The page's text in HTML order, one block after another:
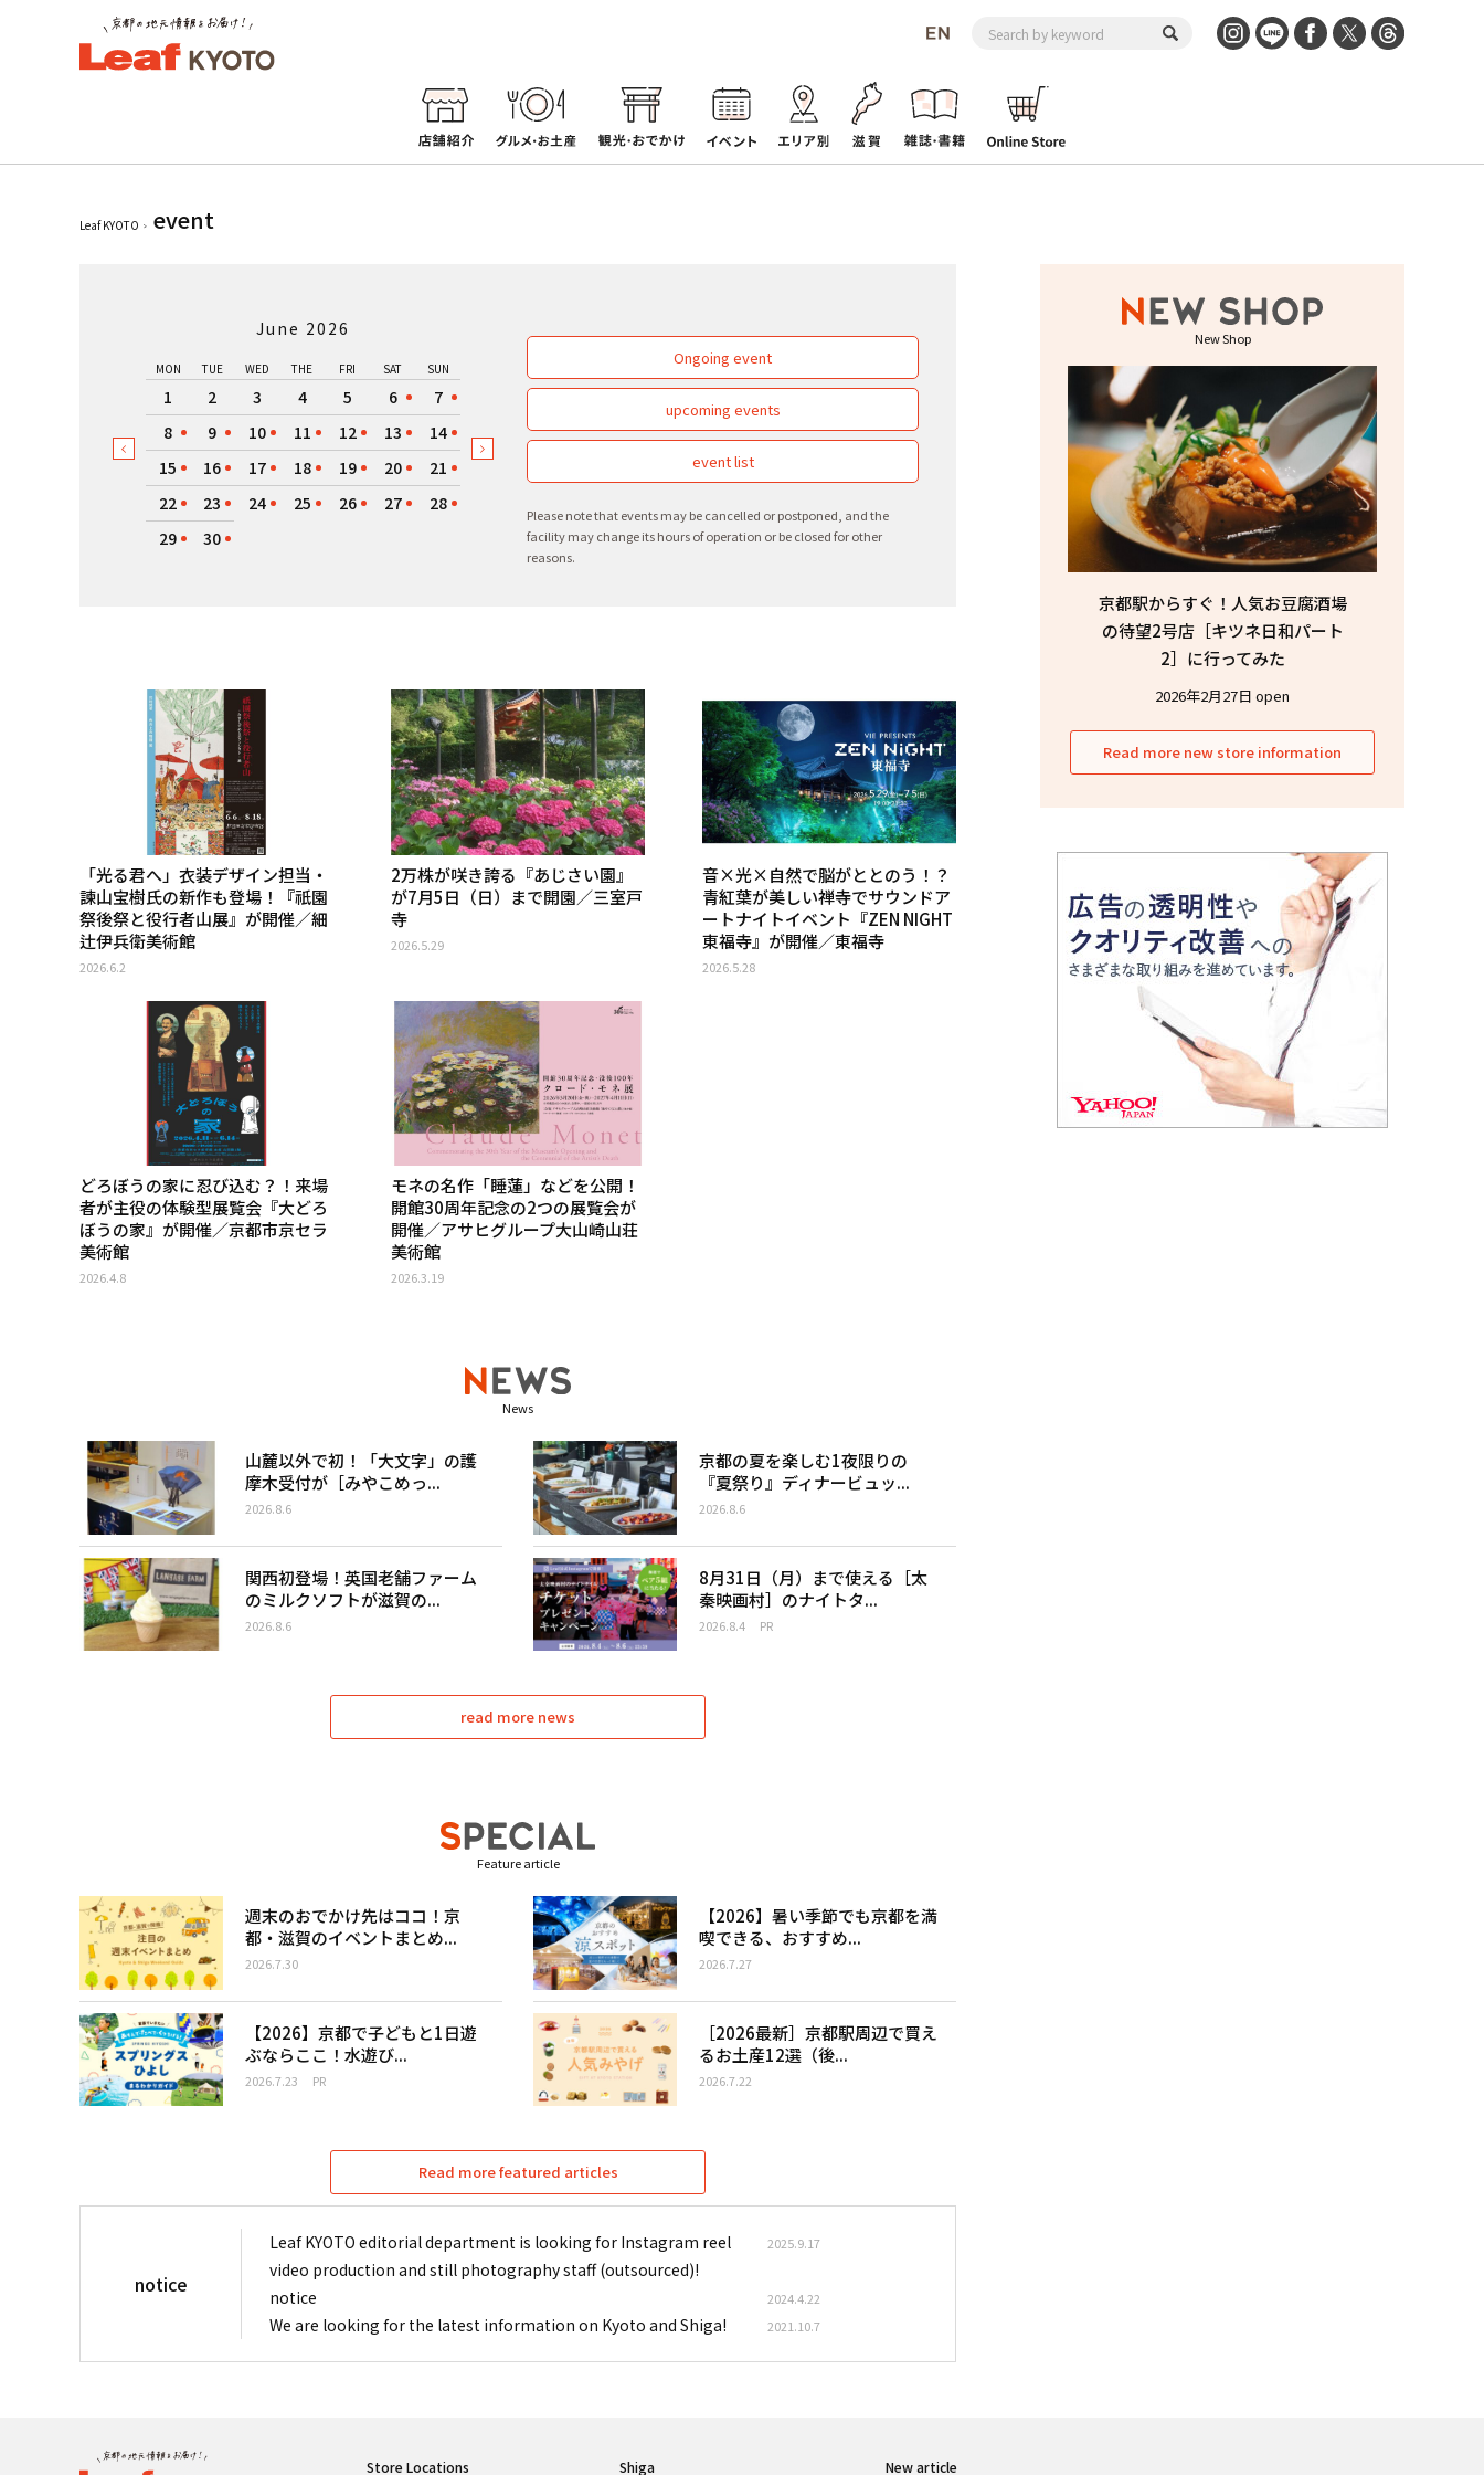
Leaf KYOTO event
June 2026
MON TUE WED THE FRI SAT SUN
1 2 3 4 5 6
7
8
9 10 11 12 13
14
15
16 17 18 19 20
21
22
23 24 25 26 27
28
29
30
Ongoing event
upcoming events
event list
Please note that events may be cancelled or postponed, and the
facility may change its hours of operation or be closed for other
reasons.
「光る君へ」衣装デザイン担当・
諫山宝樹氏の新作も登場！『祇園
祭後祭と役行者山展』が開催／細
辻伊兵衛美術館
2026.6.2
2万株が咲き誇る『あじさい園』
が7月5日（日）まで開園／三室戸
寺
2026.5.29
音×光×自然で脳がととのう！？
青紅葉が美しい禅寺でサウンドア
ートナイトイベント『ZEN NIGHT
東福寺』が開催／東福寺
2026.5.28
どろぼうの家に忍び込む？！来場
者が主役の体験型展覧会『大どろ
ぼうの家』が開催／京都市京セラ
美術館
2026.4.8
モネの名作「睡蓮」などを公開！
開館30周年記念の2つの展覧会が
開催／アサヒグループ大山崎山荘
美術館
2026.3.19
News
山麓以外で初！「大文字」の護
摩木受付が［みやこめっ...
2026.8.6
京都の夏を楽しむ1夜限りの
『夏祭り』ディナービュッ...
2026.8.6
関西初登場！英国老舗ファーム
のミルクソフトが滋賀の...
2026.8.6
8月31日（月）まで使える［太
秦映画村］のナイトタ...
2026.8.4 PR
read more news
Feature article
週末のおでかけ先はココ！京
都・滋賀のイベントまとめ...
2026.7.30
【2026】暑い季節でも京都を満
喫できる、おすすめ...
2026.7.27
【2026】京都で子どもと1日遊
ぶならここ！水遊び...
2026.7.23 PR
［2026最新］京都駅周辺で買え
るお土産12選（後...
2026.7.22
Read more featured articles
New Shop
京都駅からすぐ！人気お豆腐酒場
の待望2号店［キツネ日和パート
2］に行ってみた
2026年2月27日 open
Read more new store information
notice
Leaf KYOTO editorial department is looking for Instagram reel
video production and still photography staff (outsourced)!
2025.9.17
notice 2024.4.22
We are looking for the latest information on Kyoto and Shiga! 2021.10.7
Store Locations Shiga New article